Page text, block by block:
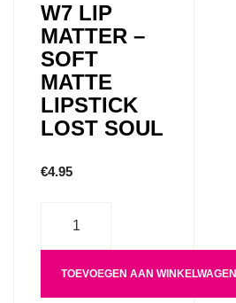
W7 LIP
MATTER –
SOFT
MATTE
LIPSTICK
LOST SOUL
€4.95
TOEVOEGEN AAN WINKELWAGEN